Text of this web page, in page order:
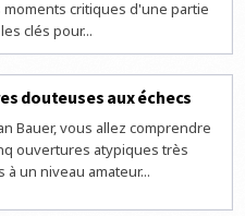
critiques d'une partie
clés pour...
douteuses aux échecs
Bauer, vous allez comprendre
ouvertures atypiques très
un niveau amateur...